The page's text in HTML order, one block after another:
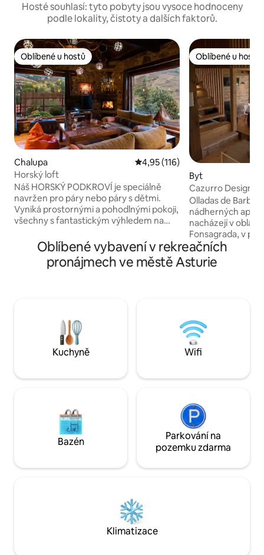
Hosté souhlasí: tyto pobyty jsou vysoce hodnoceny
podle lokality, čistoty a dalších faktorů.
Oblíbené u hostů
Oblíbené u hostů
Chalupa Průměrné hodnocení 4,95 z 5,
4,95 (116)
Horský loft
Náš HORSKÝ PODKROVÍ je speciálně
navržen pro páry nebo páry s dětmi.
Vyniká prostornými a pohodlnými pokoji,
všechny s fantastickým výhledem na
a panoramatickým výhledem. – Plně
vybavená kuchyň. – Skládací manželská
postel a rozkládací pohovka. - Koupelna
pro opalování. – Fontány, zahrady
a prostorné terasy.
Oblíbené u hostů
Oblíbené u hostů
Byt
Cazurro
Olladas de
nádherných
nacházejí v
Fonsagrada, v
Asturií. Navštivte naše webové stránky
pro více
olladasdebarbeitos.com
zcela nové a
apartmány, které
pobyt.
Oblíbené vybavení v rekreačních
pronájmech ve městě Asturie
Kuchyně Wifi
Bazén
Parkování na
pozemku zdarma
Klimatizace